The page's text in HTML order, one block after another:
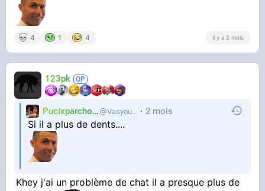
chez moi
Il est complètement attardé et pas très beau. Il
trisomique. Il aime les calins "violents" et a des
comportements bizarres
Mais comme j'ai un grand coeur je lui donne a
manger et je le laisse dormir à la maison quand
4 1 4 il y a 2 mois
123pk
Pucixparchoix Vasyouioui_ 2 mois
Si il a plus de dents....
Khey j'ai un problème de chat il a presque plus de